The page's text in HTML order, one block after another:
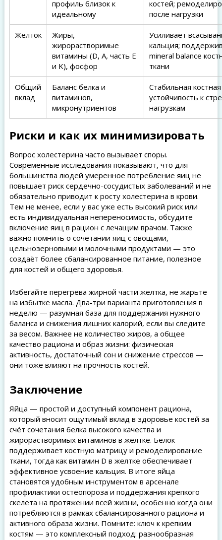
профиль близок к
идеальному
костей;
после нагрузки
Желток
Жиры,
жирорастворимые
витамины (D, A, часть E
и K), фосфор
Усиливает
кальция;
mineral balance
ткани
Общий
вклад
Баланс белка и
витаминов,
микронутриентов
Стабильная
устойчивость к
нагрузкам
Риски и как их минимизировать
Вопрос холестерина часто вызывает споры.
Современные исследования показывают, что для
большинства людей умеренное потребление яиц не
повышает риск сердечно-сосудистых заболеваний и не
обязательно приводит к росту холестерина в крови.
Тем не менее, если у вас уже есть высокий риск или
есть индивидуальная непереносимость, обсудите
включение яиц в рацион с лечащим врачом. Также
важно помнить о сочетании яиц с овощами,
цельнозерновыми и молочными продуктами — это
создаёт более сбалансированное питание, полезное
для костей и общего здоровья.
Избегайте перегрева жирной части желтка, не жарьте
на избытке масла. Два-три варианта приготовления в
неделю — разумная база для поддержания нужного
баланса и снижения лишних калорий, если вы следите
за весом. Важнее не количество жиров, а общее
качество рациона и образ жизни: физическая
активность, достаточный сон и снижение стрессов —
они тоже влияют на прочность костей.
Заключение
Яйца — простой и доступный компонент рациона,
который вносит ощутимый вклад в здоровье костей за
счёт сочетания белка высокого качества и
жирорастворимых витаминов в желтке. Белок
поддерживает костную матрицу и ремоделирование
ткани, тогда как витамин D в желтке обеспечивает
эффективное усвоение кальция. В итоге яйца
становятся удобным инструментом в арсенале
профилактики остеопороза и поддержания крепкого
скелета на протяжении всей жизни, особенно когда они
потребляются в рамках сбалансированного рациона и
активного образа жизни. Помните: ключ к крепким
костям — это комплексный подход: разнообразная